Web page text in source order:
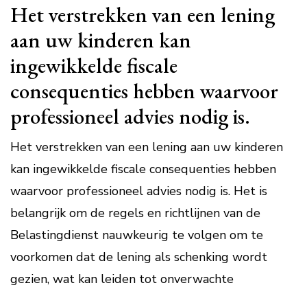
Het verstrekken van een lening
aan uw kinderen kan
ingewikkelde fiscale
consequenties hebben waarvoor
professioneel advies nodig is.
Het verstrekken van een lening aan uw kinderen
kan ingewikkelde fiscale consequenties hebben
waarvoor professioneel advies nodig is. Het is
belangrijk om de regels en richtlijnen van de
Belastingdienst nauwkeurig te volgen om te
voorkomen dat de lening als schenking wordt
gezien, wat kan leiden tot onverwachte